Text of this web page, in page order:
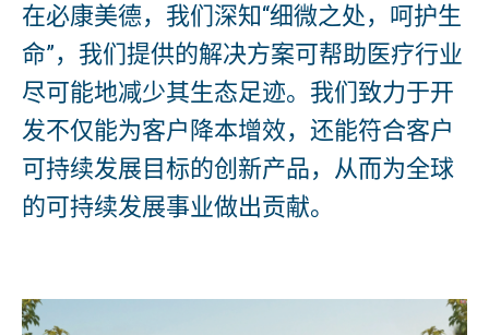
在必康美德，我们深知“细微之处，呵护生
命”，我们提供的解决方案可帮助医疗行业
尽可能地减少其生态足迹。我们致力于开
发不仅能为客户降本增效，还能符合客户
可持续发展目标的创新产品，从而为全球
的可持续发展事业做出贡献。